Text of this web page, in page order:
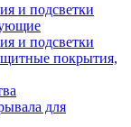
и подсветки
и подсветки
покрытия,
для